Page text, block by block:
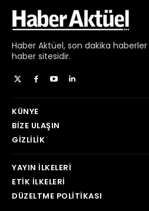
Haber Aktüel, son dakika haberler
haber sitesidir.
KÜNYE
BIZE ULAŞIN
GIZLILIK
YAYIN İLKELERI
ETIK İLKELERI
DÜZELTME POLITIKASI